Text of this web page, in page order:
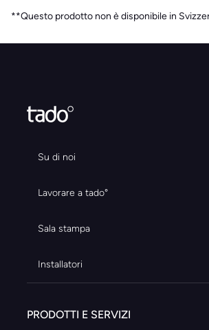
**Questo prodotto non è disponibile in
Su di noi
Lavorare a tado°
Sala stampa
Installatori
PRODOTTI E SERVIZI